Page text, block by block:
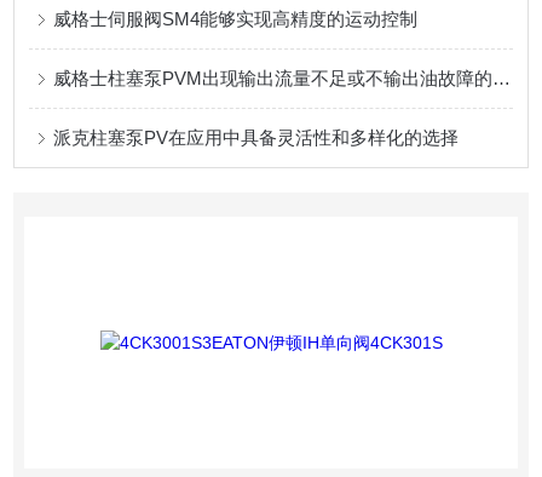
威格士伺服阀SM4能够实现高精度的运动控制
威格士柱塞泵PVM出现输出流量不足或不输出油故障的解决方法
派克柱塞泵PV在应用中具备灵活性和多样化的选择